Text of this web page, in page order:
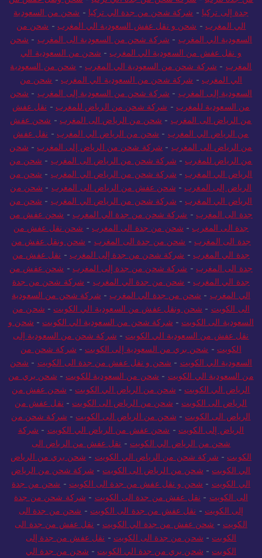
جدة إلى تركيا - شركة شحن من جدة الي تركيا - شحن من السعودية
الي المغرب - شحن و نقل عفش السعودية الي المغرب - شحن من
السعودية الي المغرب - شركة شحن من السعودية الى المغرب - شحن
و نقل عفش من السعودية الي المغرب - شحن من السعودية الي
المغرب - شركة شحن من السعودية الي المغرب - شحن من السعودية
الي المغرب - شركة شحن من السعودية الي المغرب - شحن من
السعودية إلى المغرب - شركة شحن من السعودية إلى المغرب - شحن
من السعودية للمغرب - شركة شحن من الرياض للمغرب - نقل عفش
من الرياض الى المغرب - شحن من الرياض الى المغرب - شحن عفش
من الرياض الي المغرب - شحن من الرياض الي المغرب - نقل عفش
من الرياض الى المغرب - شركة شحن من الرياض إلى المغرب - شحن
من الرياض للمغرب - شركة شحن من الرياض الى المغرب - شحن من
الرياض الي المغرب - شركة شحن من الرياض الي المغرب - شحن من
الرياض إلى المغرب - شحن عفش من الرياض الى المغرب - شحن من
الرياض الي المغرب - شركة شحن من الرياض الي المغرب - شحن من
جدة الى المغرب - شركة شحن من جدة الي المغرب - شحن عفش من
جدة الى المغرب - شحن من جدة الى المغرب - شحن نقل عفش من
جدة الى المغرب - شحن من جدة الى المغرب - شحن ونقل عفش من
جدة الي المغرب - شركة شحن من جدة إلى المغرب - نقل عفش من
جدة الى المغرب - شركة شحن من جدة إلى المغرب - شحن عفش من
جدة الي المغرب - شحن من جدة الي المغرب - شركة شحن من جدة
الي المغرب - شحن من جدة الي المغرب - شركة شحن من السعودية
الى الكويت - شحن ونقل عفش من السعودية الي الكويت - شحن من
السعودية الى الكويت - شركة شحن من السعودية الي الكويت - شحن و
نقل عفش من السعودية الي الكويت - شركة شحن من السعودية إلى
الكويت - شحن بري من السعودية إلى الكويت - شركة شحن من
السعودية الي الكويت - شحن و نقل عفش من جدة الى الكويت - شحن
من السعودية الي الكويت - شحن من السعودية للكويت - شحن بري من
الرياض الي الكويت - شحن من الرياض الي الكويت - شحن عفش من
الرياض الى الكويت - شحن من الرياض الى الكويت - نقل عفش من
الرياض الى الكويت - شحن من الرياض الى الكويت - شركة شحن من
الرياض إلى الكويت - شحن عفش من الرياض الي الكويت - شركة
شحن من الرياض الي الكويت - نقل عفش من الرياض الى
الكويت - شركة شحن من الرياض الي الكويت - شحن بري من الرياض
الي الكويت - شحن من الرياض الى الكويت - شركة شحن من الرياض
الي الكويت - شحن و نقل عفش من جدة الى الكويت - شحن من جدة
الى الكويت - نقل عفش من جدة الى الكويت - شركة شحن من جدة
إلى الكويت - نقل عفش من جدة الى الكويت - شحن من جدة الى
الكويت - شحن عفش من جدة الي الكويت - نقل عفش من جدة الى
الكويت - شحن من جدة الى الكويت - نقل عفش من جدة إلى
الكويت - شحن بري من جدة الي الكويت - شحن من جدة الي